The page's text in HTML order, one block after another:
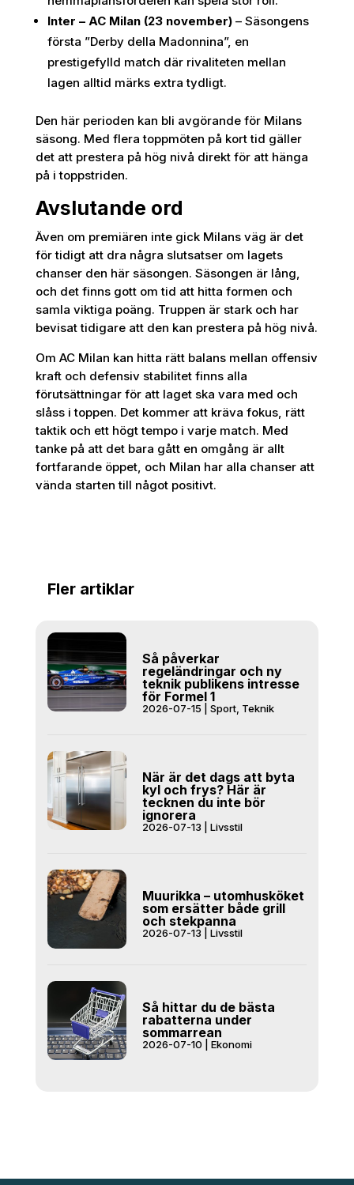
Inter – AC Milan (23 november)– Säsongens
första ”Derby della Madonnina”, en
prestigefylld match där rivaliteten mellan
lagen alltid märks extra tydligt.
Den här perioden kan bli avgörande för Milans
säsong. Med flera toppmöten på kort tid gäller
det att prestera på hög nivå direkt för att hänga
på i toppstriden.
Avslutande ord
Även om premiären inte gick Milans väg är det
för tidigt att dra några slutsatser om lagets
chanser den här säsongen. Säsongen är lång,
och det finns gott om tid att hitta formen och
samla viktiga poäng. Truppen är stark och har
bevisat tidigare att den kan prestera på hög nivå.
Om AC Milan kan hitta rätt balans mellan offensiv
kraft och defensiv stabilitet finns alla
förutsättningar för att laget ska vara med och
slåss i toppen. Det kommer att kräva fokus, rätt
taktik och ett högt tempo i varje match. Med
tanke på att det bara gått en omgång är allt
fortfarande öppet, och Milan har alla chanser att
vända starten till något positivt.
Fler artiklar
Så påverkar
regeländringar och ny
teknik publikens intresse
för Formel 1
2026-07-15 Sport, Teknik
När är det dags att byta
kyl och frys? Här är
tecknen du inte bör
ignorera
2026-07-13 Livsstil
Muurikka – utomhusköket
som ersätter både grill
och stekpanna
2026-07-13 Livsstil
Så hittar du de bästa
rabatterna under
sommarrean
2026-07-10 Ekonomi